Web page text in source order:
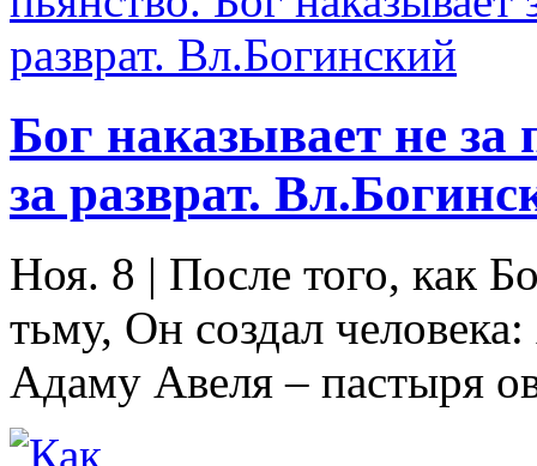
Бог наказывает не за
за разврат.
Ноя. 8 | После того, как
тьму, Он создал
Адаму Авеля – пастыря